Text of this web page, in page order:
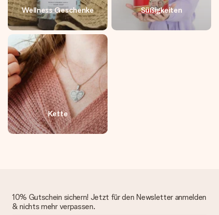
Wellness Geschenke Süßigkeiten
Kette
10% Gutschein sichern! Jetzt für den Newsletter anmelden
& nichts mehr verpassen.